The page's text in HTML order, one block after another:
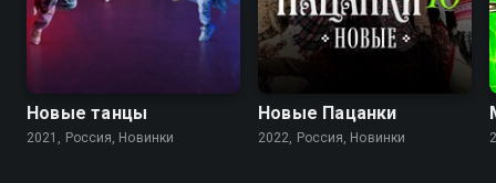
Новые танцы
2021, Россия, Новинки
Новые Пацанки
2022, Россия, Новинки